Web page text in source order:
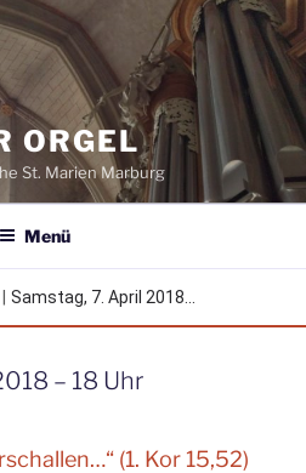
ORGEL
St. Marien Marburg
Menü
Samstag, 7. April 2018...
– 18 Uhr
(1. Kor 15,52)